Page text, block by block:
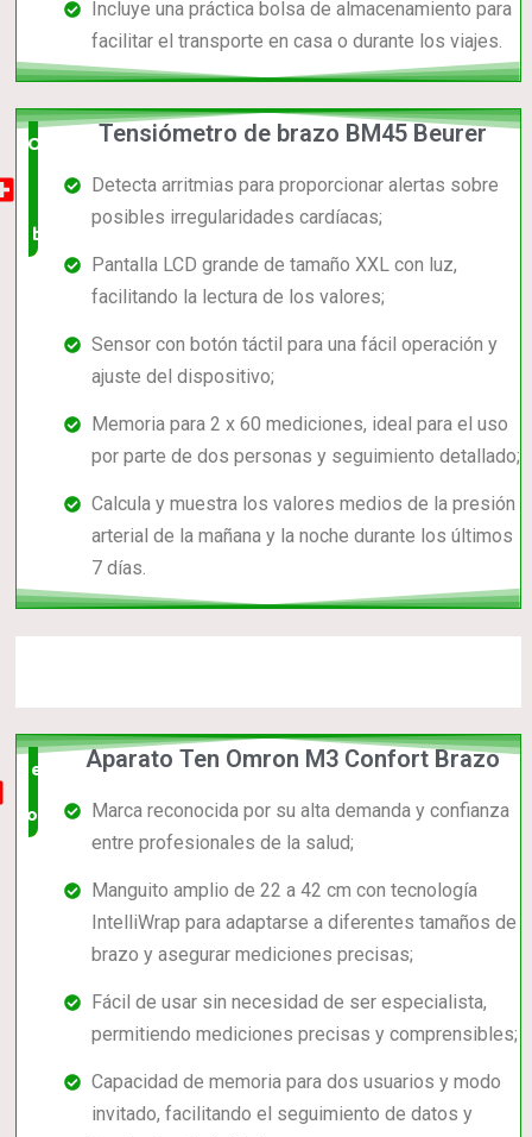
Incluye una práctica bolsa de almacenamiento para
facilitar el transporte en casa o durante los viajes.
Opción
muy
buena
Tensiómetro de brazo BM45 Beurer
Detecta arritmias para proporcionar alertas sobre
posibles irregularidades cardíacas;
Pantalla LCD grande de tamaño XXL con luz,
facilitando la lectura de los valores;
Sensor con botón táctil para una fácil operación y
ajuste del dispositivo;
Memoria para 2 x 60 mediciones, ideal para el uso
por parte de dos personas y seguimiento detallado;
Calcula y muestra los valores medios de la presión
arterial de la mañana y la noche durante los últimos
7 días.
el mas
completo
Aparato Ten Omron M3 Confort Brazo
Marca reconocida por su alta demanda y confianza
entre profesionales de la salud;
Manguito amplio de 22 a 42 cm con tecnología
IntelliWrap para adaptarse a diferentes tamaños de
brazo y asegurar mediciones precisas;
Fácil de usar sin necesidad de ser especialista,
permitiendo mediciones precisas y comprensibles;
Capacidad de memoria para dos usuarios y modo
invitado, facilitando el seguimiento de datos y